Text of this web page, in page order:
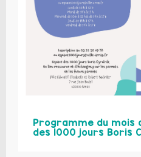
Programme du mois
des 1000 jours Boris